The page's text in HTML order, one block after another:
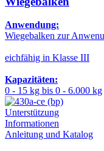
Anwendung:
Wiegebalken zur
eichfähig in Klasse III
Kapazitäten:
0 - 15 kg bis 0 - 6.000 kg
Unterstützung
Informationen
Anleitung und Katalog